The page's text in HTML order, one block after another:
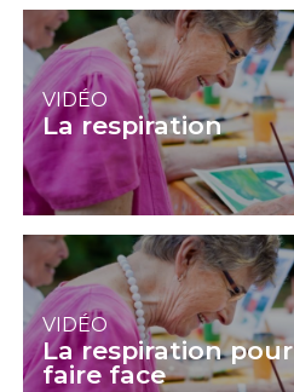
VIDÉO
La respiration
VIDÉO
La respiration pour
faire face